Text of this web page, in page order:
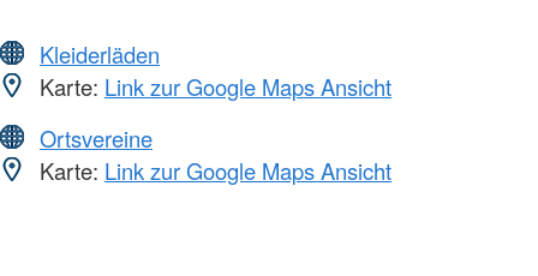
Kleiderläden
Karte: Link zur Google Maps Ansicht
Ortsvereine
Karte: Link zur Google Maps Ansicht